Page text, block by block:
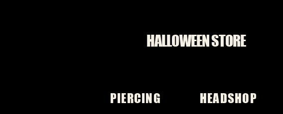
HALLOWEEN STORE
PIERCING HEADSHOP